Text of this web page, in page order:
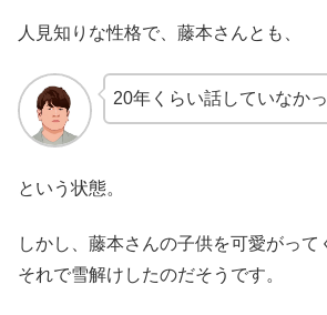
人見知りな性格で、藤本さんとも、
20年くらい話していなか
という状態。
しかし、藤本さんの子供を可愛がって
それで雪解けしたのだそうです。